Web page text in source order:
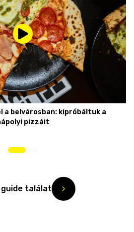
a belvárosban: kipróbáltuk a
pizzáit
guide találat